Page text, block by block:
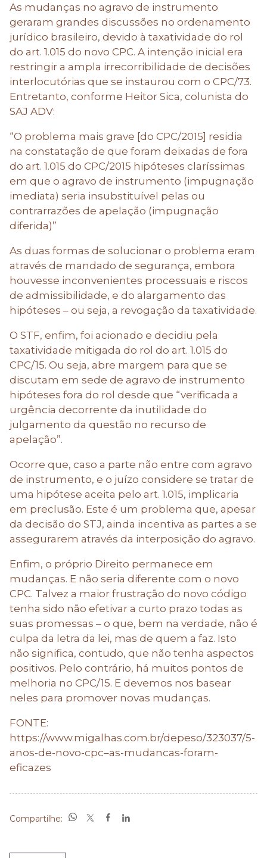
As mudanças no agravo de instrumento
geraram grandes discussões no ordenamento
jurídico brasileiro, devido à taxatividade do rol
do art. 1.015 do novo CPC. A intenção inicial era
restringir a ampla irrecorribilidade de decisões
interlocutórias que se instaurou com o CPC/73.
Entretanto, conforme Heitor Sica, colunista do
SAJ ADV:
“O problema mais grave [do CPC/2015] residia
na constatação de que foram deixadas de fora
do art. 1.015 do CPC/2015 hipóteses claríssimas
em que o agravo de instrumento (impugnação
imediata) seria insubstituível pelas ou
contrarrazões de apelação (impugnação
diferida)”
As duas formas de solucionar o problema eram
através de mandado de segurança, embora
houvesse inconvenientes processuais e riscos
de admissibilidade, e do alargamento das
hipóteses – ou seja, a revogação da taxatividade.
O STF, enfim, foi acionado e decidiu pela
taxatividade mitigada do rol do art. 1.015 do
CPC/15. Ou seja, abre margem para que se
discutam em sede de agravo de instrumento
hipóteses fora do rol desde que “verificada a
urgência decorrente da inutilidade do
julgamento da questão no recurso de
apelação”.
Ocorre que, caso a parte não entre com agravo
de instrumento, e o juízo considere se tratar de
uma hipótese aceita pelo art. 1.015, implicaria
em preclusão. Este é um problema que, apesar
da decisão do STJ, ainda incentiva as partes a se
assegurarem através da interposição do agravo.
Enfim, o próprio Direito permanece em
mudanças. E não seria diferente com o novo
CPC. Talvez a maior frustração do novo código
tenha sido não efetivar a curto prazo todas as
suas promessas – o que, bem na verdade, não é
culpa da letra da lei, mas de quem a faz. Isto
não significa, contudo, que não tenha aspectos
positivos. Pelo contrário, há muitos pontos de
melhoria no CPC/15. E devemos nos basear
neles para promover novas mudanças.
FONTE:
https://www.migalhas.com.br/depeso/323037/5-
anos-de-novo-cpc–as-mudancas-foram-
eficazes
Compartilhe: